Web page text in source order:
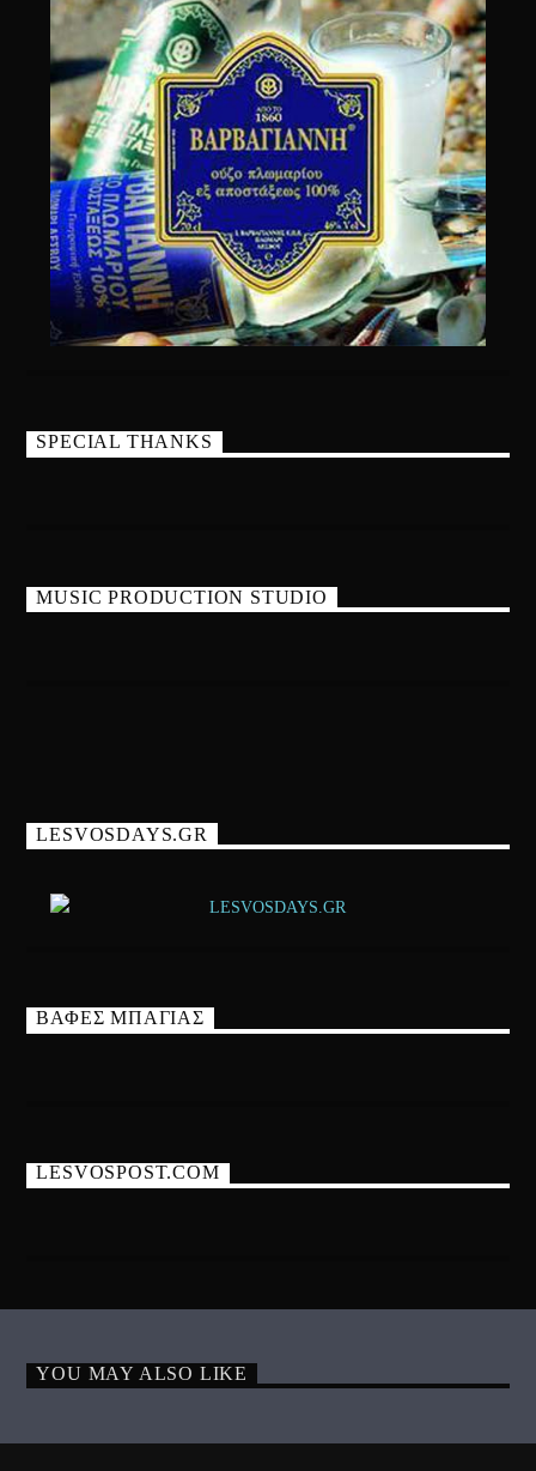
SPECIAL THANKS
MUSIC PRODUCTION STUDIO
LESVOSDAYS.GR
ΒΑΦΕΣ ΜΠΑΓΙΑΣ
LESVOSPOST.COM
YOU MAY ALSO LIKE